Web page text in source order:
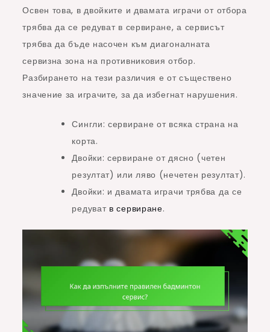
Освен това, в двойките и двамата играчи от отбора
трябва да се редуват в сервиране, а сервисът
трябва да бъде насочен към диагоналната
сервизна зона на противниковия отбор.
Разбирането на тези различия е от съществено
значение за играчите, за да избегнат нарушения.
Сингли: сервиране от всяка страна на
корта.
Двойки: сервиране от дясно (четен
резултат) или ляво (нечетен резултат).
Двойки: и двамата играчи трябва да се
редуват в сервиране.